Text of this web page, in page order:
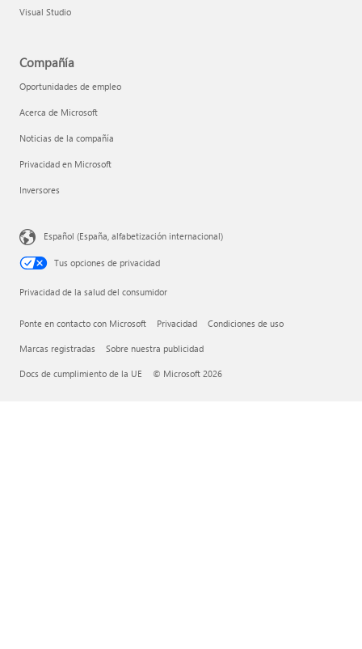
Visual Studio
Compañía
Oportunidades de empleo
Acerca de Microsoft
Noticias de la compañía
Privacidad en Microsoft
Inversores
Español (España, alfabetización internacional)
Tus opciones de privacidad
Privacidad de la salud del consumidor
Ponte en contacto con Microsoft Privacidad Condiciones de uso
Marcas registradas Sobre nuestra publicidad
Docs de cumplimiento de la UE © Microsoft 2026